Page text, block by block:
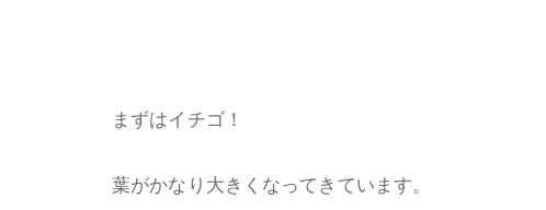
まずはイチゴ！
葉がかなり大きくなってきています。